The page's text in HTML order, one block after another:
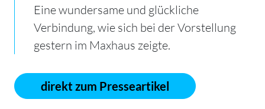
Eine wundersame und glückliche
Verbindung, wie sich bei der Vorstellung
gestern im Maxhaus zeigte.
direkt zum Presseartikel